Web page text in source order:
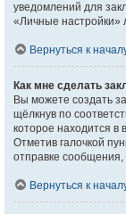
уведомлений для
«Личные настройки»
Вернуться к
Как мне сделать
Вы можете создать
щёлкнув по
которое находится в
Отметив галочкой
отправке
Вернуться к